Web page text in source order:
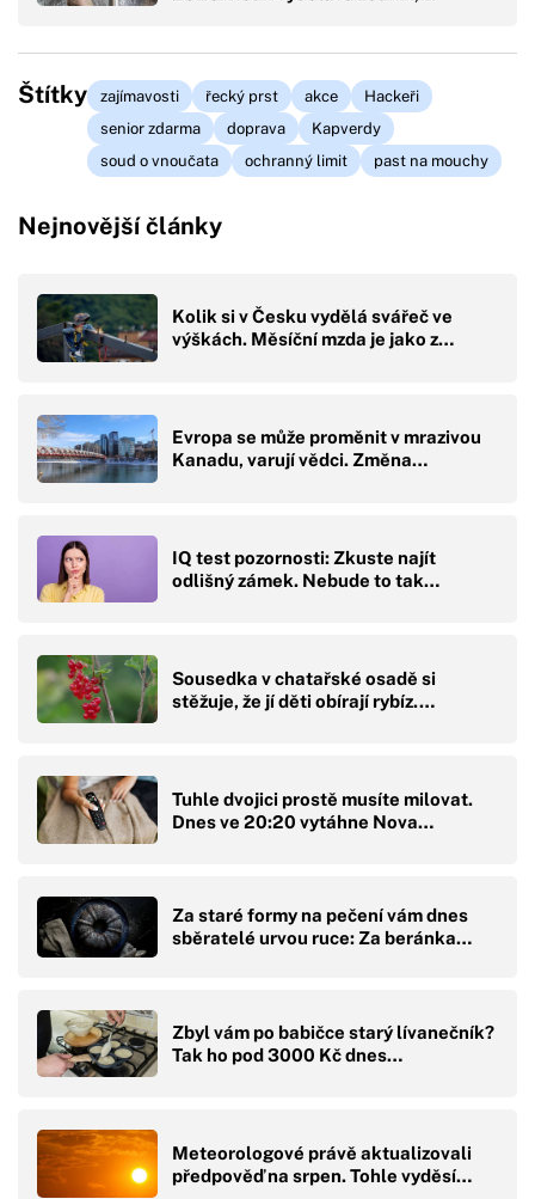
Štítky zajímavosti řecký prst akce
Hackeři
senior zdarma
doprava
Kapverdy
soud o vnoučata
ochranný limit past na mouchy
Nejnovější články
Kolik si v Česku vydělá svářeč ve
výškách. Měsíční mzda je jako z…
Evropa se může proměnit v mrazivou
Kanadu, varují vědci. Změna…
IQ test pozornosti: Zkuste najít
odlišný zámek. Nebude to tak…
Sousedka v chatařské osadě si
stěžuje, že jí děti obírají rybíz.…
Tuhle dvojici prostě musíte milovat.
Dnes ve 20:20 vytáhne Nova…
Za staré formy na pečení vám dnes
sběratelé urvou ruce: Za beránka…
Zbyl vám po babičce starý lívanečník?
Tak ho pod 3000 Kč dnes…
Meteorologové právě aktualizovali
předpověď na srpen. Tohle vyděsí…